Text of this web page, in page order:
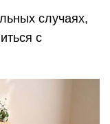
случаях,
с